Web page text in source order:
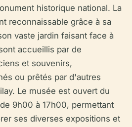
historique national. La
reconnaissable grâce à sa
vaste jardin faisant face à
accueillis par de
et souvenirs,
ou prêtés par d'autres
Le musée est ouvert du
9h00 à 17h00, permettant
ses diverses expositions et